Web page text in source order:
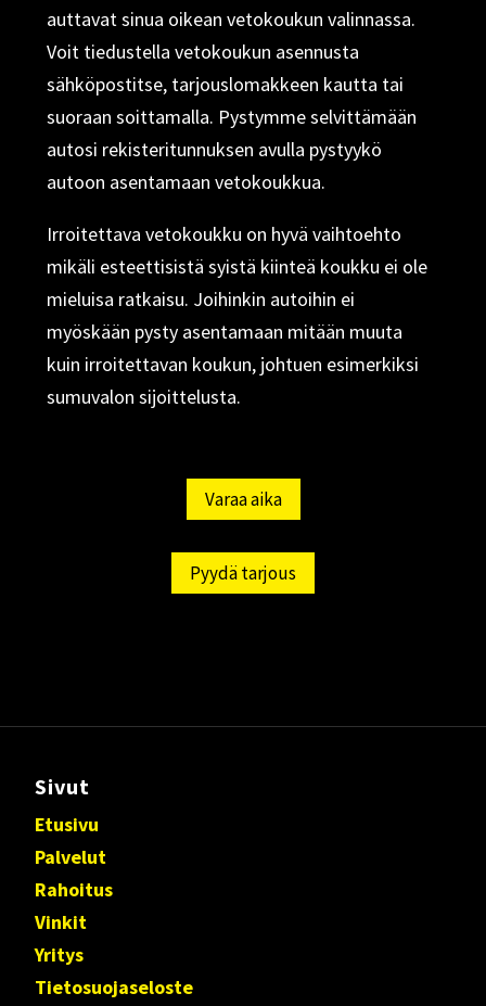
auttavat sinua oikean vetokoukun valinnassa.
Voit tiedustella vetokoukun asennusta
sähköpostitse, tarjouslomakkeen kautta tai
suoraan soittamalla. Pystymme selvittämään
autosi rekisteritunnuksen avulla pystyykö
autoon asentamaan vetokoukkua.
Irroitettava vetokoukku on hyvä vaihtoehto
mikäli esteettisistä syistä kiinteä koukku ei ole
mieluisa ratkaisu. Joihinkin autoihin ei
myöskään pysty asentamaan mitään muuta
kuin irroitettavan koukun, johtuen esimerkiksi
sumuvalon sijoittelusta.
Varaa aika
Pyydä tarjous
Sivut
Etusivu
Palvelut
Rahoitus
Vinkit
Yritys
Tietosuojaseloste